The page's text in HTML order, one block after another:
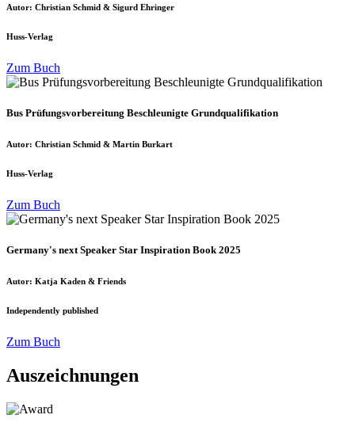
Autor: Christian Schmid & Sigurd Ehringer
Huss-Verlag
Zum Buch
Bus Prüfungsvorbereitung Beschleunigte Grundqualifikation
Autor: Christian Schmid & Martin Burkart
Huss-Verlag
Zum Buch
Germany's next Speaker Star Inspiration Book 2025
Autor: Katja Kaden & Friends
Independently published
Zum Buch
Auszeichnungen